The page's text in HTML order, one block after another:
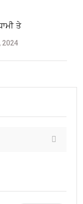
ਤੇ
2024